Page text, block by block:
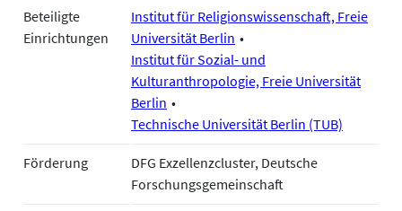
Beteiligte
Einrichtungen
Institut für Religionswissenschaft, Freie
Universität Berlin
Institut für Sozial- und
Kulturanthropologie, Freie Universität
Berlin
Technische Universität Berlin (TUB)
Förderung
DFG Exzellenzcluster, Deutsche
Forschungsgemeinschaft